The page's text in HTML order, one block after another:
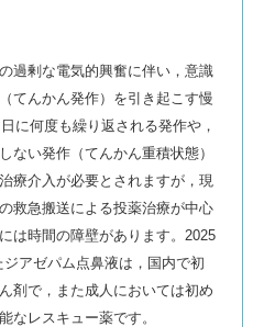
過剰な電気的興奮に伴い，意識
てんかん発作）を引き起こす慢
に何度も繰り返される発作や，
ない発作（てんかん重積状態）
療介入が必要とされますが，現
救急搬送による投薬治療が中心
は時間の障壁があります。2025
アゼパム点鼻液は，国内で初
剤で，また成人においては初め
なレスキュー薬です。